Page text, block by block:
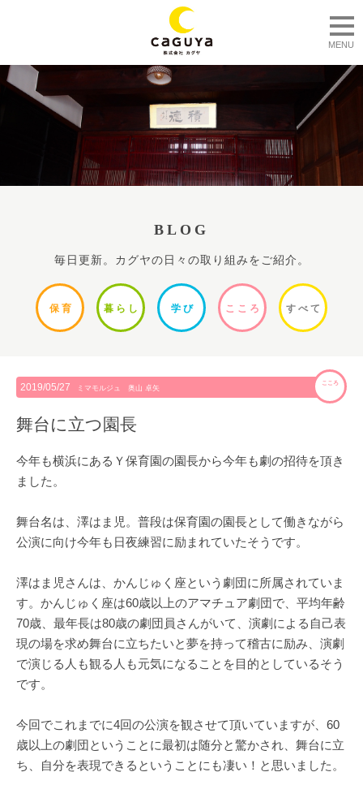
MENU
BLOG
毎日更新。カグヤの日々の取り組みをご紹介。
保 育 暮ら し 学 び ここ ろ すべて
2019/05/27 ミマモルジュ 奥山 卓矢
こころ
舞台に立つ園長
今年も横浜にあるＹ保育園の園長から今年も劇の招待を頂き
ました。
舞台名は、澤はま児。普段は保育園の園長として働きながら
公演に向け今年も日夜練習に励まれていたそうです。
澤はま児さんは、かんじゅく座という劇団に所属されていま
す。かんじゅく座は60歳以上のアマチュア劇団で、平均年齢
70歳、最年長は80歳の劇団員さんがいて、演劇による自己表
現の場を求め舞台に立ちたいと夢を持って稽古に励み、演劇
で演じる人も観る人も元気になることを目的としているそう
です。
今回でこれまでに4回の公演を観させて頂いていますが、60
歳以上の劇団ということに最初は随分と驚かされ、舞台に立
ち、自分を表現できるということにも凄い！と思いました。